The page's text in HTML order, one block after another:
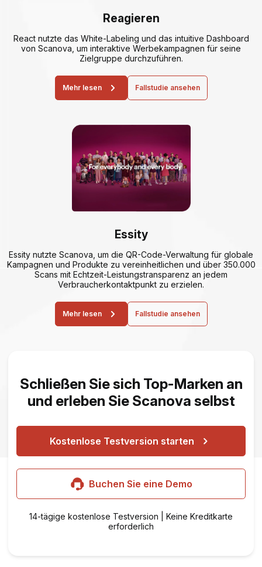
Reagieren
React nutzte das White-Labeling und das intuitive Dashboard
von Scanova, um interaktive Werbekampagnen für seine
Zielgruppe durchzuführen.
Mehr lesen Fallstudie ansehen
Essity
Essity nutzte Scanova, um die QR-Code-Verwaltung für globale
Kampagnen und Produkte zu vereinheitlichen und über 350.000
Scans mit Echtzeit-Leistungstransparenz an jedem
Verbraucherkontaktpunkt zu erzielen.
Mehr lesen Fallstudie ansehen
Schließen Sie sich Top-Marken an
und erleben Sie Scanova selbst
Kostenlose Testversion starten
Buchen Sie eine Demo
14-tägige kostenlose Testversion | Keine Kreditkarte
erforderlich